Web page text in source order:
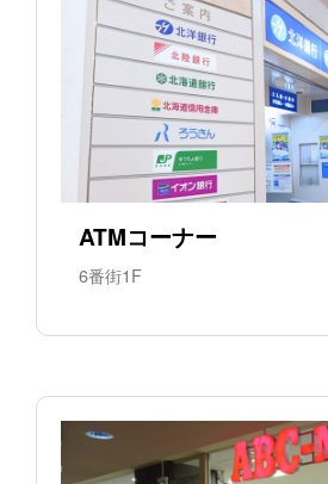
ATMコーナー
6番街1F